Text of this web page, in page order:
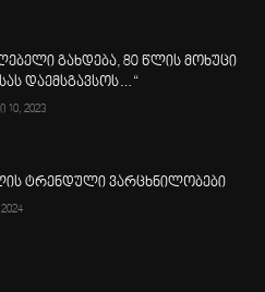
გახდება, 80 წლის მოხუცი
დაემსგავსოს…“
2023
ტრენდული ვარცხნილობები